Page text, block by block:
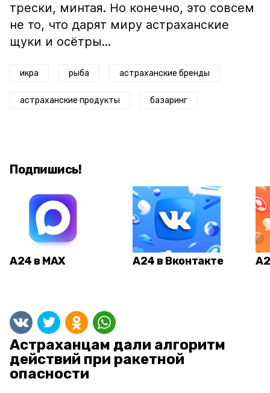
трески, минтая. Но конечно, это совсем
не то, что дарят миру астраханские
щуки и осётры...
икра рыба астраханские бренды
астраханские продукты базаринг
Подпишись!
А24 в MAX А24 в Вконтакте
Астраханцам дали алгоритм
действий при ракетной
опасности